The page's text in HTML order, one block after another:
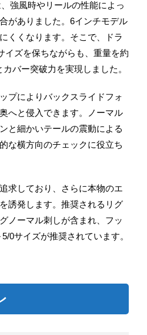
強風時やリールの性能によっ
がありました。6インチモデル
くくなります。そこで、ドラ
イズを保ちながらも、重量を約
バー突破力を実現しました。
プによりバックスライドフォ
へと侵入できます。ノーマル
と細かいテールの震動による
な横方向のチェックに役立ち
求しており、さらに本物のエ
誘発します。推奨されるリグ
ノーマル刺しが含まれ、フッ
0サイズが推奨されています。